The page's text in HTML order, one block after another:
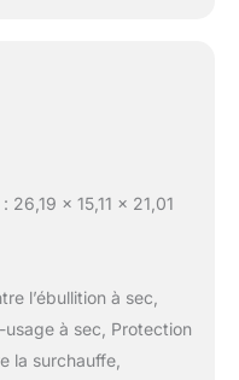
x 15,11 x 21,01
l’ébullition à sec,
à sec, Protection
la surchauffe,